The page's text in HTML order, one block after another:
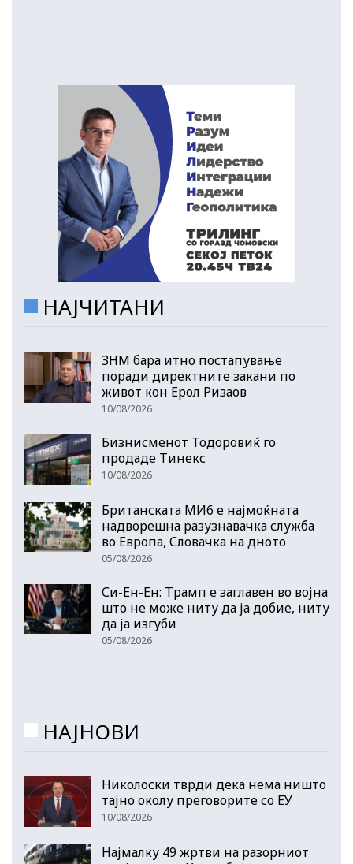
НАЈЧИТАНИ
ЗНМ бара итно постапување
поради директните закани по
живот кон Ерол Ризаов
10/08/2026
Бизнисменот Тодоровиќ го
продаде Тинекс
10/08/2026
Британската МИ6 е најмоќната
надворешна разузнавачка служба
во Европа, Словачка на дното
05/08/2026
Си-Ен-Ен: Трамп е заглавен во војна
што не може ниту да ја добие, ниту
да ја изгуби
05/08/2026
НАЈНОВИ
Николоски тврди дека нема ништо
тајно околу преговорите со ЕУ
10/08/2026
Најмалку 49 жртви на разорниот